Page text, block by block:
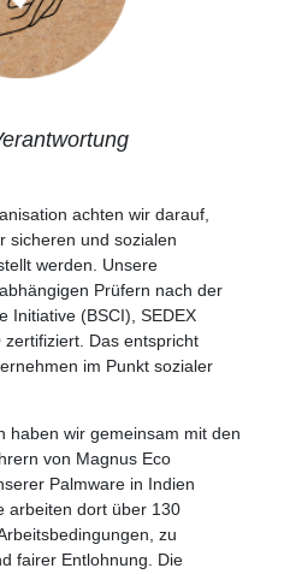
achten wir darauf,
sicheren und sozialen
werden. Unsere
Prüfern nach der
Initiative (BSCI), SEDEX
Das entspricht
im Punkt sozialer
haben wir gemeinsam mit den
von Magnus Eco
Palmware in Indien
arbeiten dort über 130
zu
fairer Entlohnung. Die